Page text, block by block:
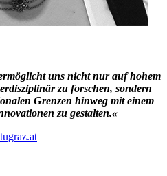
uns nicht nur auf hohem
zu forschen, sondern
Grenzen hinweg mit einem
zu gestalten.«